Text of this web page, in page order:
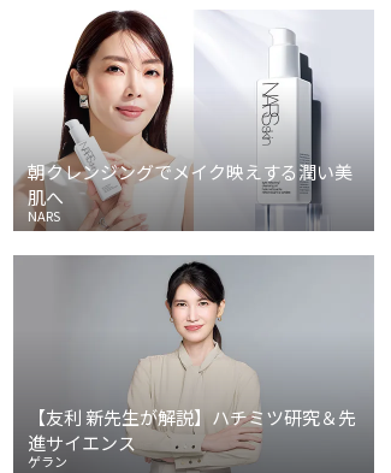
朝クレンジングでメイク映えする潤い美
肌へ
NARS
【友利 新先生が解説】ハチミツ研究＆先
進サイエンス
ゲラン